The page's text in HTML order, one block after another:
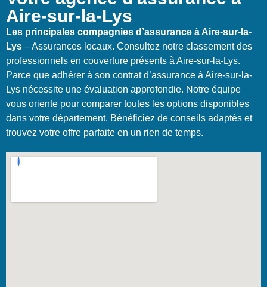
Aire-sur-la-Lys
Les principales compagnies d’assurance à Aire-sur-la-
Lys – Assurances locaux. Consultez notre classement des
professionnels en couverture présents à Aire-sur-la-Lys.
Parce que adhérer à son contrat d’assurance à Aire-sur-la-
Lys nécessite une évaluation approfondie. Notre équipe
vous oriente pour comparer toutes les options disponibles
dans votre département. Bénéficiez de conseils adaptés et
trouvez votre offre parfaite en un rien de temps.